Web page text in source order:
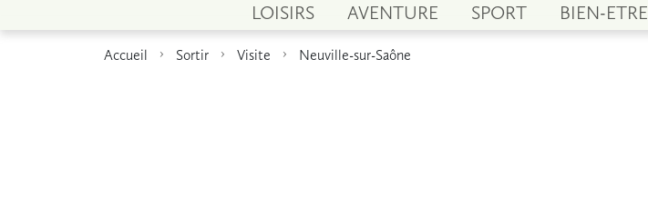
LOISIRS AVENTURE SPORT BIEN-ETRE
Accueil Sortir Visite Neuville-sur-Saône